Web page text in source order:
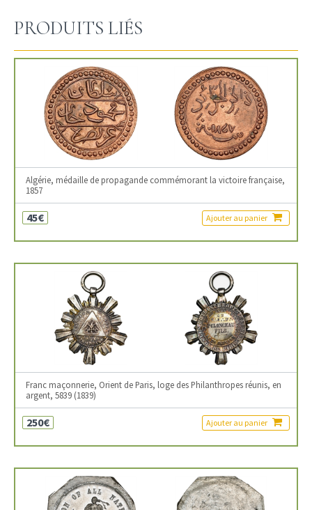
PRODUITS LIÉS
Algérie, médaille de propagande commémorant la victoire française,
1857
45€ Ajouter au panier
Franc maçonnerie, Orient de Paris, loge des Philanthropes réunis, en
argent, 5839 (1839)
250€ Ajouter au panier